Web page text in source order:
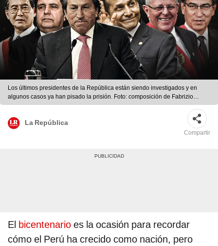
Los últimos presidentes de la República están siendo investigados y en
algunos casos ya han pisado la prisión. Foto: composición de Fabrizio
Oviedo/La República
La República
Compartir
El bicentenario es la ocasión para recordar
cómo el Perú ha crecido como nación, pero